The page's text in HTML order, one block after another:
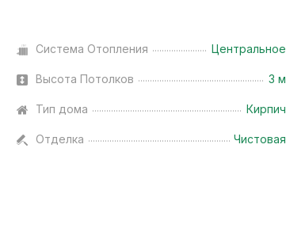
Система Отопления Центральное
Высота Потолков 3 м
Тип дома Кирпич
Отделка Чистовая